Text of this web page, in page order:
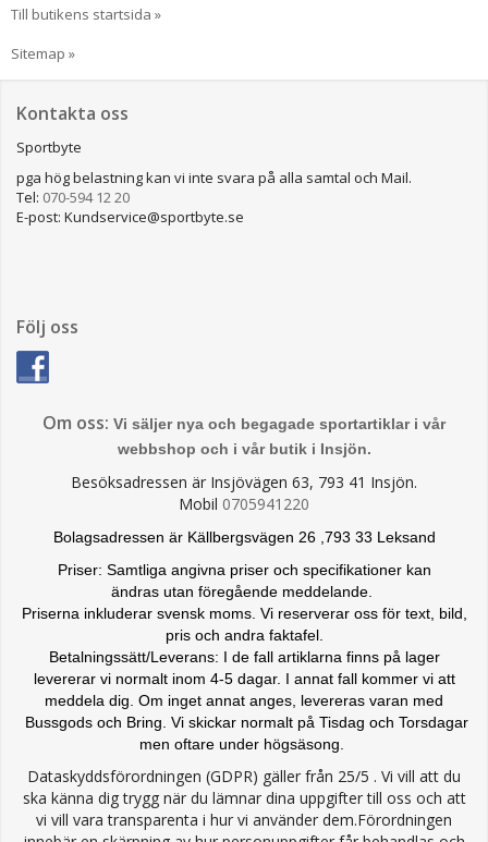
Till butikens startsida »
Sitemap »
Kontakta oss
Sportbyte
pga hög belastning kan vi inte svara på alla samtal och Mail.
Tel: 070-594 12 20
E-post: Kundservice@sportbyte.se
Följ oss
Om oss: Vi säljer nya och begagade sportartiklar i vår
webbshop och i vår butik i Insjön.
Besöksadressen är Insjövägen 63, 793 41 Insjön.
Mobil 0705941220
Bolagsadressen är Källbergsvägen 26 ,793 33 Leksand
Priser: Samtliga angivna priser och specifikationer kan
ändras utan föregående meddelande.
Priserna inkluderar svensk moms. Vi reserverar oss för text, bild,
pris och andra faktafel.
Betalningssätt/Leverans: I de fall artiklarna finns på lager
levererar vi normalt inom 4-5 dagar. I annat fall kommer vi att
meddela dig. Om inget annat anges, levereras varan med
Bussgods och Bring. Vi skickar normalt på Tisdag och Torsdagar
men oftare under högsäsong.
Dataskyddsförordningen (GDPR) gäller från 25/5 . Vi vill att du
ska känna dig trygg när du lämnar dina uppgifter till oss och att
vi vill vara transparenta i hur vi använder dem.Förordningen